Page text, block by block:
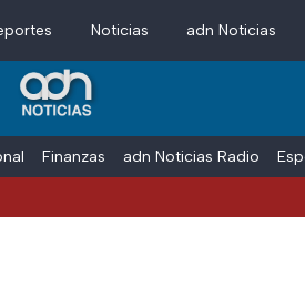
Noticias adn Noticias
Finanzas adn Noticias Radio